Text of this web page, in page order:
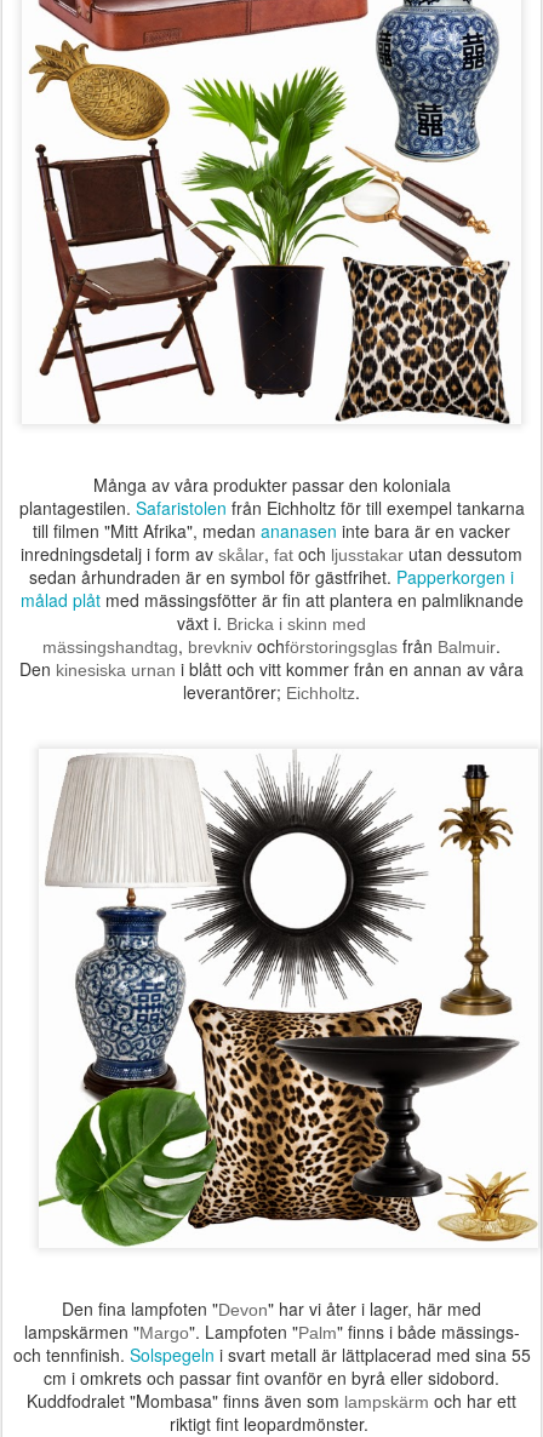
Många av våra produkter passar den koloniala
plantagestilen. Safaristolen från Eichholtz för till exempel tankarna
till filmen "Mitt Afrika", medan ananasen inte bara är en vacker
inredningsdetalj i form av skålar, fat och ljusstakar utan dessutom
sedan århundraden är en symbol för gästfrihet. Papperkorgen i
målad plåtmed mässingsfötter är fin att plantera en palmliknande
växt i. Bricka i skinn med
mässingshandtag, brevkniv ochförstoringsglas från Balmuir.
Den kinesiska urnan i blått och vitt kommer från en annan av våra
leverantörer; Eichholtz.
Den fina lampfoten "Devon" har vi åter i lager, här med
lampskärmen "Margo". Lampfoten "Palm" finns i både mässings-
och tennfinish. Solspegeln i svart metall är lättplacerad med sina 55
cm i omkrets och passar fint ovanför en byrå eller sidobord.
Kuddfodralet "Mombasa" finns även som lampskärm och har ett
riktigt fint leopardmönster.